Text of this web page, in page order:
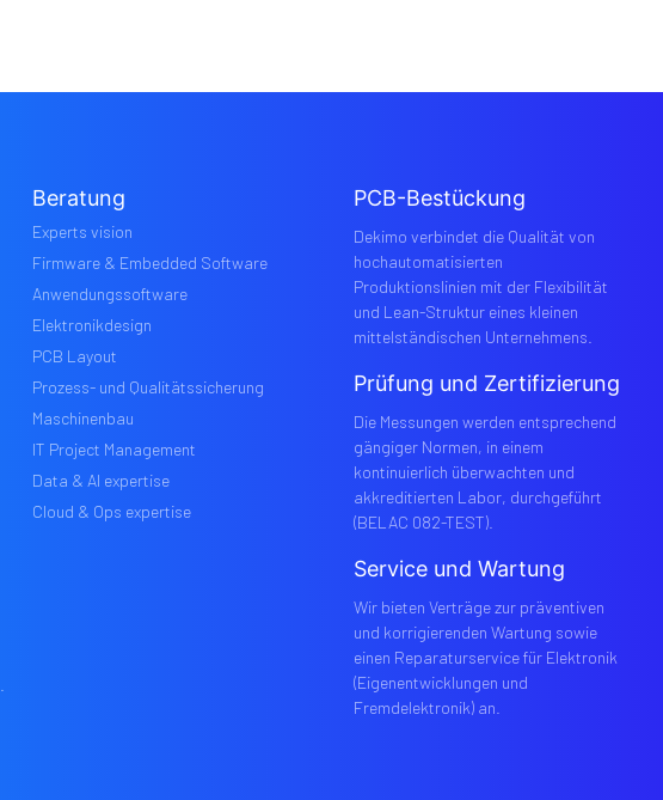
Beratung
Experts vision
Firmware & Embedded Software
Anwendungssoftware
Elektronikdesign
PCB Layout
Prozess- und Qualitätssicherung
Maschinenbau
IT Project Management
Data & AI expertise
Cloud & Ops expertise
PCB-Bestückung
Dekimo verbindet die Qualität von
hochautomatisierten
Produktionslinien mit der Flexibilität
und Lean-Struktur eines kleinen
mittelständischen Unternehmens.
Prüfung und Zertifizierung
Die Messungen werden entsprechend
gängiger Normen, in einem
kontinuierlich überwachten und
akkreditierten Labor, durchgeführt
(BELAC 082-TEST).
Service und Wartung
Wir bieten Verträge zur präventiven
und korrigierenden Wartung sowie
einen Reparaturservice für Elektronik
(Eigenentwicklungen und
Fremdelektronik) an.